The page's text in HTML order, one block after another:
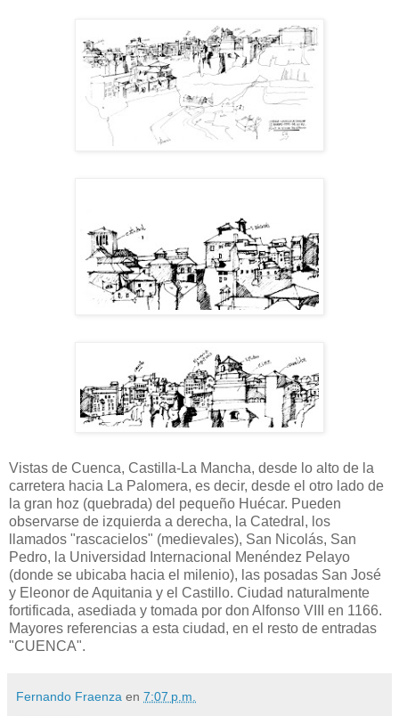
Vistas de Cuenca, Castilla-La Mancha, desde lo alto de la
carretera hacia La Palomera, es decir, desde el otro lado de
la gran hoz (quebrada) del pequeño Huécar. Pueden
observarse de izquierda a derecha, la Catedral, los
llamados "rascacielos" (medievales), San Nicolás, San
Pedro, la Universidad Internacional Menéndez Pelayo
(donde se ubicaba hacia el milenio), las posadas San José
y Eleonor de Aquitania y el Castillo. Ciudad naturalmente
fortificada, asediada y tomada por don Alfonso VIII en 1166.
Mayores referencias a esta ciudad, en el resto de entradas
"CUENCA".
Fernando Fraenza en 7:07 p.m.